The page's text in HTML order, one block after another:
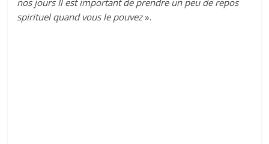
spirituel quand vous le pouvez».